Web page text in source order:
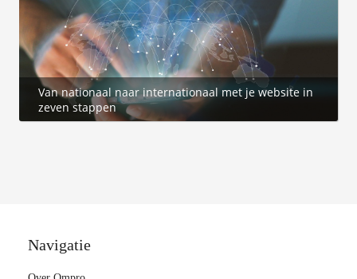
Van nationaal naar internationaal met je website in
zeven stappen
Navigatie